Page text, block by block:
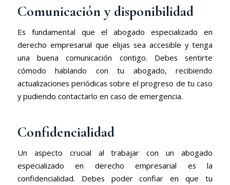
Comunicación y disponibilidad
Es fundamental que el abogado especializado en
derecho empresarial que elijas sea accesible y tenga
una buena comunicación contigo. Debes sentirte
cómodo hablando con tu abogado, recibiendo
actualizaciones periódicas sobre el progreso de tu caso
y pudiendo contactarlo en caso de emergencia.
Confidencialidad
Un aspecto crucial al trabajar con un abogado
especializado en derecho empresarial es la
confidencialidad. Debes poder confiar en que tu